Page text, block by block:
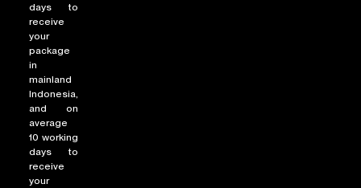
days to
receive
your
package
in
mainland
Indonesia,
and on
average
10 working
days to
receive
your